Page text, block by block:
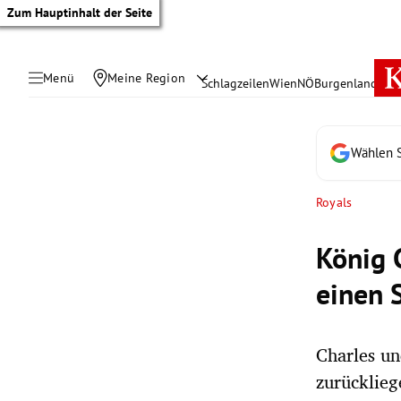
Zum Hauptinhalt der Seite
Menü Meine Region SchlagzeilenWienNÖBurgenland
Wählen
Royals
König
einen
Charles